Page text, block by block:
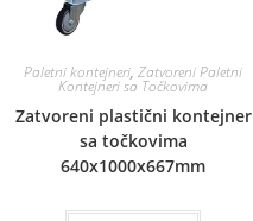
Paletni kontejneri, Zatvoreni Paletni
Kontejneri sa Točkovima
Zatvoreni plastični kontejner
sa točkovima
640x1000x667mm